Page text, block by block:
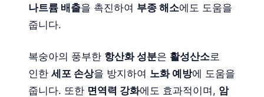
나트륨 배출을 촉진하여 부종 해소에도 도움을
줍니다.
복숭아의 풍부한 항산화 성분은 활성산소로
인한 세포 손상을 방지하여 노화 예방에 도움을
줍니다. 또한 면역력 강화에도 효과적이며, 암